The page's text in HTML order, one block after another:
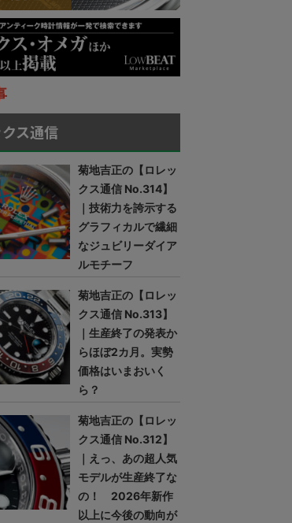
ス通信
菊地吉正の【ロレッ
クス通信 No.314】
｜技術力を誇示する
グラフィカルで繊細
なジュビリーダイア
ルモチーフ
菊地吉正の【ロレッ
クス通信 No.313】
｜生産終了の発表か
らほぼ2カ月。実勢
価格はいまおいく
ら？
菊地吉正の【ロレッ
クス通信 No.312】
｜えっ、あの超人気
モデルが生産終了な
の！ 2026年新作
以上に今後の動向が